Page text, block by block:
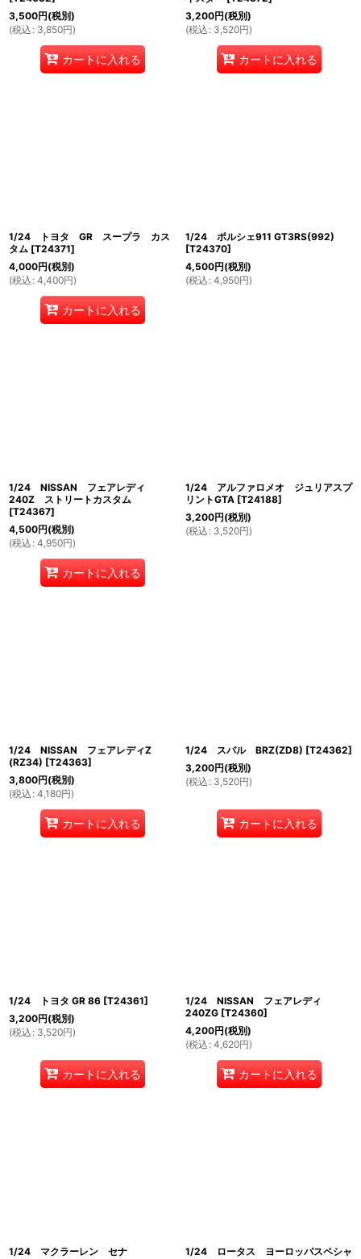
3,500円(税別)
(税込 : 3,850円)
カートに入れる
3,200円(税別)
(税込 : 3,520円)
カートに入れる
1/24 トヨタ GR スープラ カス
タム [T24371]
4,000円(税別)
(税込 : 4,400円)
カートに入れる
1/24 ポルシェ911 GT3RS(992)
[T24370]
4,500円(税別)
(税込 : 4,950円)
1/24 NISSAN フェアレディ
240Z ストリートカスタム
[T24367]
4,500円(税別)
(税込 : 4,950円)
カートに入れる
1/24 アルファロメオ ジュリアスプ
リントGTA [T24188]
3,200円(税別)
(税込 : 3,520円)
1/24 NISSAN フェアレディZ
(RZ34) [T24363]
3,800円(税別)
(税込 : 4,180円)
カートに入れる
1/24 スバル BRZ(ZD8) [T24362]
3,200円(税別)
(税込 : 3,520円)
カートに入れる
1/24 トヨタ GR 86 [T24361]
3,200円(税別)
(税込 : 3,520円)
カートに入れる
1/24 NISSAN フェアレディ
240ZG [T24360]
4,200円(税別)
(税込 : 4,620円)
カートに入れる
1/24 マクラーレン セナ
1/24 ロータス ヨーロッパスペシャ